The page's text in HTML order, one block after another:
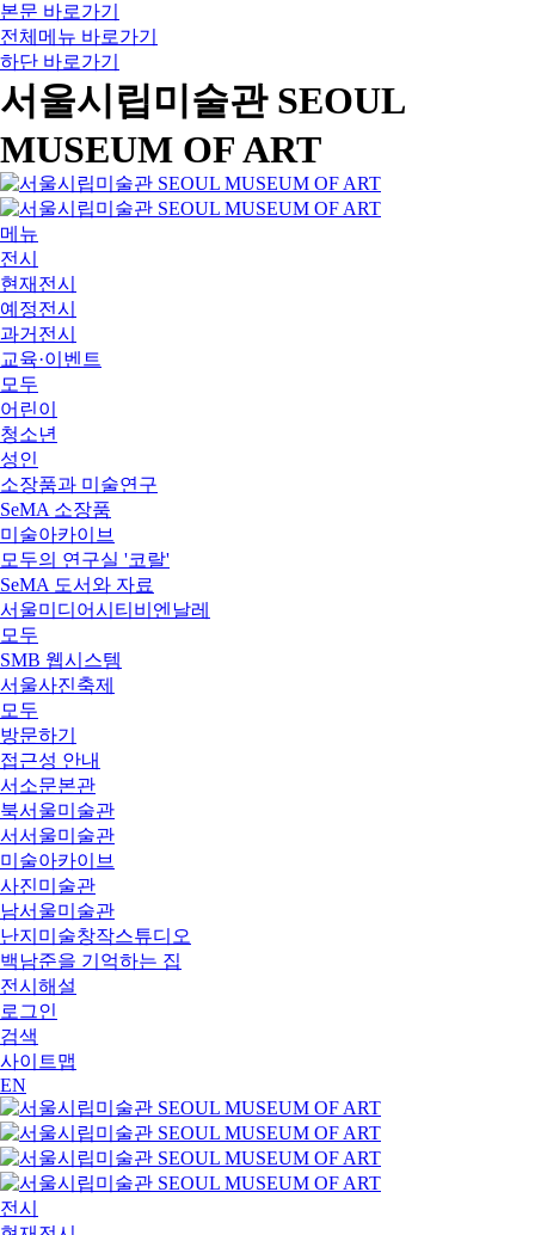
본문 바로가기
전체메뉴 바로가기
하단 바로가기
서울시립미술관 SEOUL
MUSEUM OF ART
메뉴
전시
현재전시
예정전시
과거전시
교육·이벤트
모두
어린이
청소년
성인
소장품과 미술연구
SeMA 소장품
미술아카이브
모두의 연구실 '코랄'
SeMA 도서와 자료
서울미디어시티비엔날레
모두
SMB 웹시스템
서울사진축제
모두
방문하기
접근성 안내
서소문본관
북서울미술관
서서울미술관
미술아카이브
사진미술관
남서울미술관
난지미술창작스튜디오
백남준을 기억하는 집
전시해설
로그인
검색
사이트맵
EN
전시